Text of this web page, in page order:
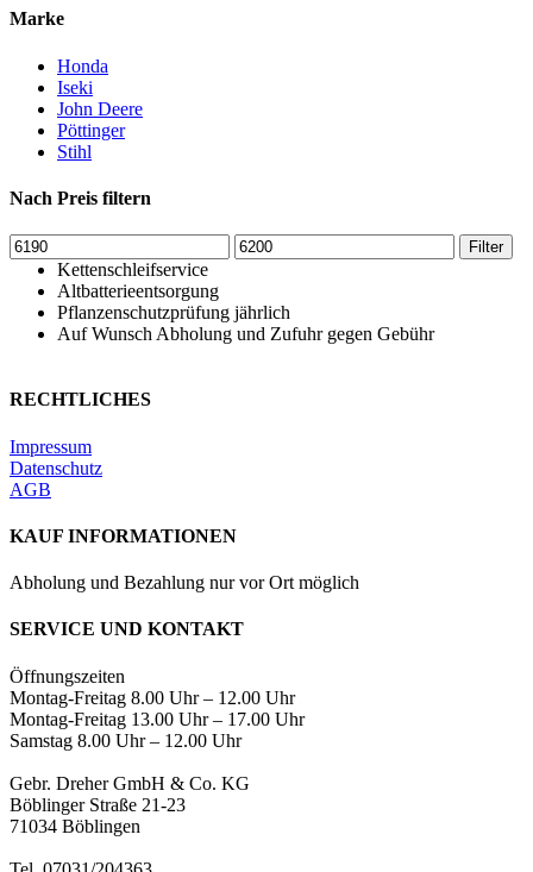
Marke
Honda
Iseki
John Deere
Pöttinger
Stihl
Nach Preis filtern
Min.
Preis
Max.
Preis
Filter
Kettenschleifservice
Altbatterieentsorgung
Pflanzenschutzprüfung jährlich
Auf Wunsch Abholung und Zufuhr gegen Gebühr
RECHTLICHES
Impressum
Datenschutz
AGB
KAUF INFORMATIONEN
Abholung und Bezahlung nur vor Ort möglich
SERVICE UND KONTAKT
Öffnungszeiten
Montag-Freitag 8.00 Uhr – 12.00 Uhr
Montag-Freitag 13.00 Uhr – 17.00 Uhr
Samstag 8.00 Uhr – 12.00 Uhr
Gebr. Dreher GmbH & Co. KG
Böblinger Straße 21-23
71034 Böblingen